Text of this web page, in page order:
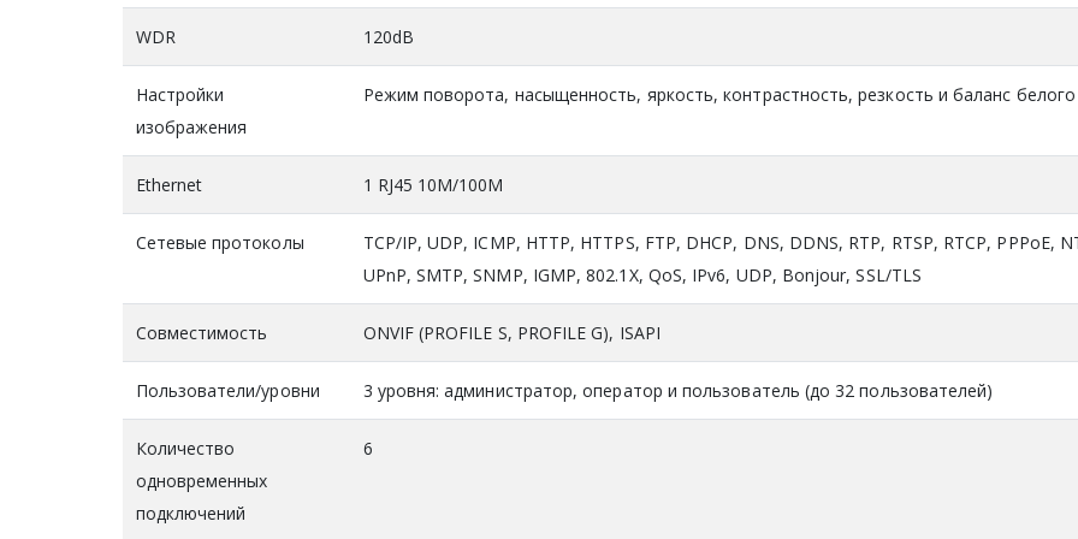
WDR 120dB
Настройки
изображения
Режим поворота, насыщенность, яркость, контрастность, резкость и баланс белого
Ethernet 1 RJ45 10M/100M
Сетевые протоколы
TCP/IP, UDP, ICMP, HTTP, HTTPS, FTP, DHCP, DNS, DDNS, RTP, RTSP, RTCP, PPPoE,
UPnP, SMTP, SNMP, IGMP, 802.1X, QoS, IPv6, UDP, Bonjour, SSL/TLS
Совместимость ONVIF (PROFILE S, PROFILE G), ISAPI
Пользователи/уровни 3 уровня: администратор, оператор и пользователь (до 32 пользователей)
Количество
одновременных
подключений
6